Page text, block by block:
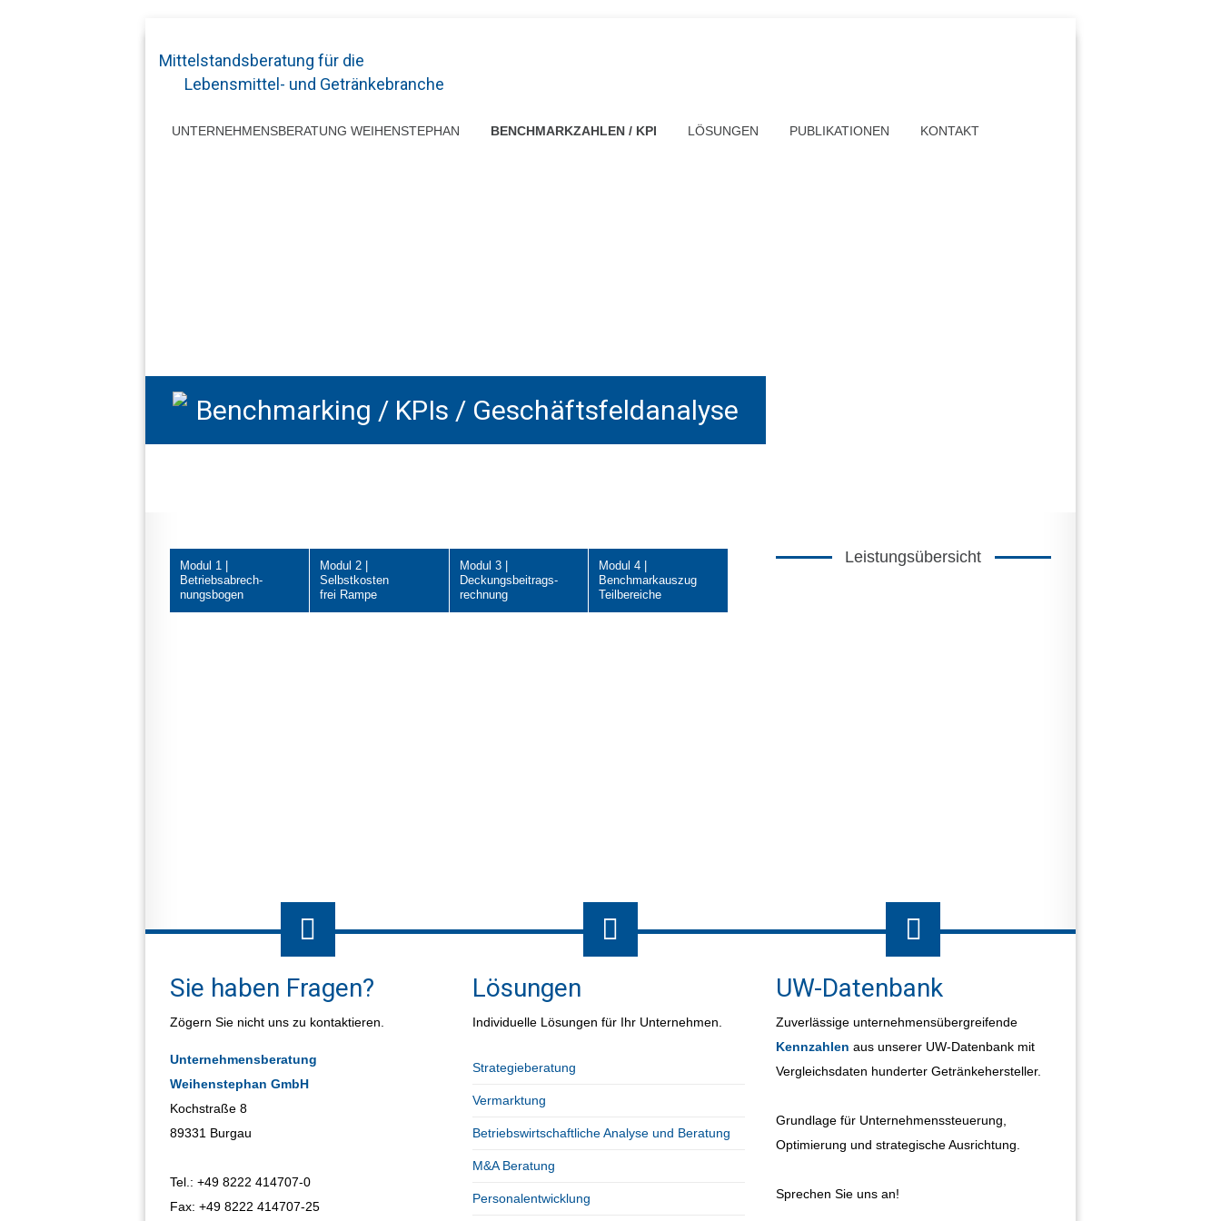
Mittelstandsberatung für die
Lebensmittel- und Getränkebranche
UNTERNEHMENSBERATUNG WEIHENSTEPHAN BENCHMARKZAHLEN / KPI LÖSUNGEN PUBLIKATIONEN KONTAKT
Benchmarking / KPIs / Geschäftsfeldanalyse
Modul 1 |
Betriebsabrech-
nungsbogen
Modul 2 |
Selbstkosten
frei Rampe
Modul 3 |
Deckungsbeitrags-
rechnung
Modul 4 |
Benchmarkauszug
Teilbereiche
Leistungsübersicht
Sie haben Fragen?
Zögern Sie nicht uns zu kontaktieren.
Unternehmensberatung
Weihenstephan GmbH
Kochstraße 8
89331 Burgau
Tel.: +49 8222 414707-0
Fax: +49 8222 414707-25
Lösungen
Individuelle Lösungen für Ihr Unternehmen.
Strategieberatung
Vermarktung
Betriebswirtschaftliche Analyse und Beratung
M&A Beratung
Personalentwicklung
UW-Datenbank
Zuverlässige unternehmensübergreifende
Kennzahlen aus unserer UW-Datenbank mit
Vergleichsdaten hunderter Getränkehersteller.
Grundlage für Unternehmenssteuerung,
Optimierung und strategische Ausrichtung.
Sprechen Sie uns an!